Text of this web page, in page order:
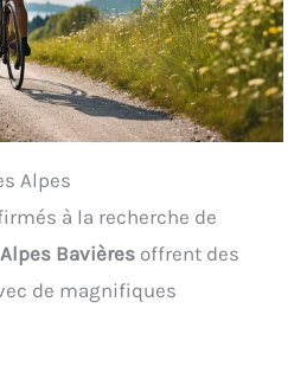
Alpes
à la recherche de
Bavières offrent des
de magnifiques